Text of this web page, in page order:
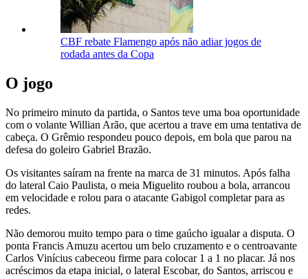
CBF rebate Flamengo após não adiar jogos de
rodada antes da Copa
O jogo
No primeiro minuto da partida, o Santos teve uma boa oportunidade
com o volante Willian Arão, que acertou a trave em uma tentativa de
cabeça. O Grêmio respondeu pouco depois, em bola que parou na
defesa do goleiro Gabriel Brazão.
Os visitantes saíram na frente na marca de 31 minutos. Após falha
do lateral Caio Paulista, o meia Miguelito roubou a bola, arrancou
em velocidade e rolou para o atacante Gabigol completar para as
redes.
Não demorou muito tempo para o time gaúcho igualar a disputa. O
ponta Francis Amuzu acertou um belo cruzamento e o centroavante
Carlos Vinícius cabeceou firme para colocar 1 a 1 no placar. Já nos
acréscimos da etapa inicial, o lateral Escobar, do Santos, arriscou e